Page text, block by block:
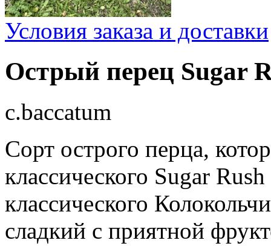
Условия заказа и доставки
Острый перец Sugar
c.baccatum
Сорт острого перца,
классического Sugar
классического
сладкий с приятной